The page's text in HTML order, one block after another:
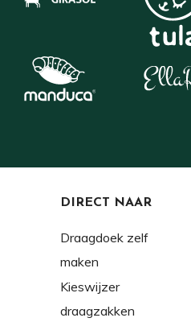
DIRECT NAAR
Draagdoek zelf
maken
Kieswijzer
draagzakken